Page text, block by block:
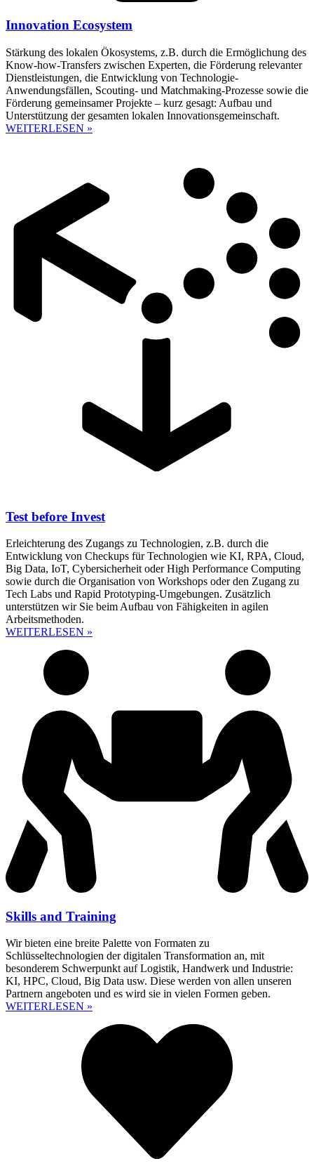
Innovation Ecosystem
Stärkung des lokalen Ökosystems, z.B. durch die Ermöglichung des
Know-how-Transfers zwischen Experten, die Förderung relevanter
Dienstleistungen, die Entwicklung von Technologie-
Anwendungsfällen, Scouting- und Matchmaking-Prozesse sowie die
Förderung gemeinsamer Projekte – kurz gesagt: Aufbau und
Unterstützung der gesamten lokalen Innovationsgemeinschaft.
WEITERLESEN »
Test before Invest
Erleichterung des Zugangs zu Technologien, z.B. durch die
Entwicklung von Checkups für Technologien wie KI, RPA, Cloud,
Big Data, IoT, Cybersicherheit oder High Performance Computing
sowie durch die Organisation von Workshops oder den Zugang zu
Tech Labs und Rapid Prototyping-Umgebungen. Zusätzlich
unterstützen wir Sie beim Aufbau von Fähigkeiten in agilen
Arbeitsmethoden.
WEITERLESEN »
Skills and Training
Wir bieten eine breite Palette von Formaten zu
Schlüsseltechnologien der digitalen Transformation an, mit
besonderem Schwerpunkt auf Logistik, Handwerk und Industrie:
KI, HPC, Cloud, Big Data usw. Diese werden von allen unseren
Partnern angeboten und es wird sie in vielen Formen geben.
WEITERLESEN »